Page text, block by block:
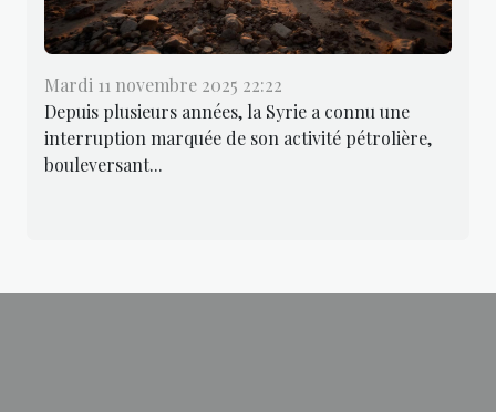
Mardi 11 novembre 2025 22:22
Depuis plusieurs années, la Syrie a connu une
interruption marquée de son activité pétrolière,
bouleversant...